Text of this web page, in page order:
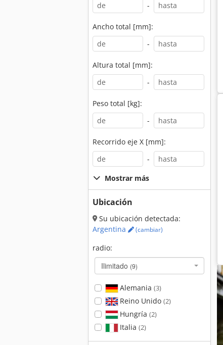
-
Ancho total [mm]:
-
Altura total [mm]:
-
Peso total [kg]:
-
Recorrido eje X [mm]:
-
Mostrar más
Ubicación
Su ubicación detectada:
Argentina
(cambiar)
radio:
Ilimitado (9)
Alemania (3)
Reino Unido (2)
Hungría (2)
Italia (2)